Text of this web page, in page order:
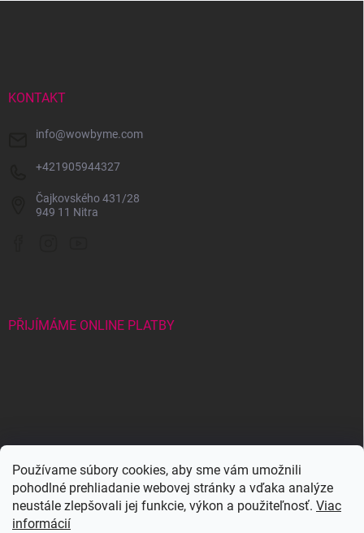
Používame súbory cookies, aby sme vám umožnili
pohodlné prehliadanie webovej stránky a vďaka analýze
neustále zlepšovali jej funkcie, výkon a použiteľnosť. Viac
informácií
KONTAKT
info@wowbyme.com
+421905944327
Čajkovského 431/28
949 11 Nitra
PŘIJÍMÁME ONLINE PLATBY
Maxymova Maxymova